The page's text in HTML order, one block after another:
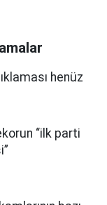
henüz
“ilk parti